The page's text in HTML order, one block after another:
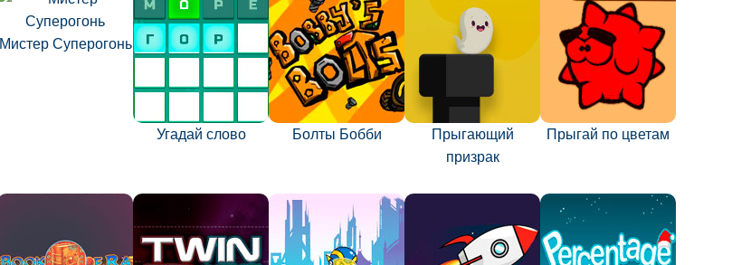
Мистер Суперогонь
Угадай слово Болты Бобби
Прыгающий
призрак
Прыгай по цветам